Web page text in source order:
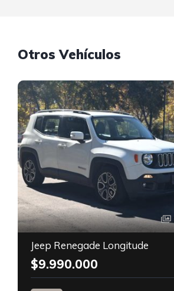
Otros Vehículos
Jeep Renegade Longitude
$9.990.000